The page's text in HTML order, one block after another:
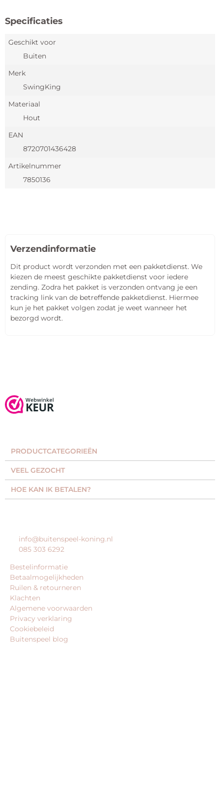
Specificaties
Geschikt voor
Buiten
Merk
SwingKing
Materiaal
Hout
EAN
8720701436428
Artikelnummer
7850136
Verzendinformatie
Dit product wordt verzonden met een pakketdienst. We
kiezen de meest geschikte pakketdienst voor iedere
zending. Zodra het pakket is verzonden ontvang je een
tracking link van de betreffende pakketdienst. Hiermee
kun je het pakket volgen zodat je weet wanneer het
bezorgd wordt.
PRODUCTCATEGORIEËN​
VEEL GEZOCHT​
HOE KAN IK BETALEN?
info@buitenspeel-koning.nl
085 303 6292
Bestelinformatie
Betaalmogelijkheden
Ruilen & retourneren
Klachten
Algemene voorwaarden
Privacy verklaring
Cookiebeleid
Buitenspeel blog